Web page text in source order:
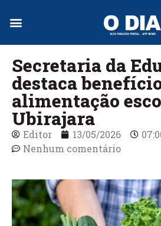
Secretaria da
destaca
alimentação
Ubirajara
Editor 13/05/2026
Nenhum comentário